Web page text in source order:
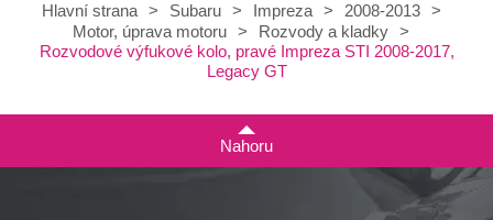
Hlavní strana
> Subaru > Impreza > 2008-2013
>
Motor, úprava motoru > Rozvody a kladky >
Rozvodové výfukové kolo, pravé Impreza STI 2008-2017,
Legacy GT
Nahoru